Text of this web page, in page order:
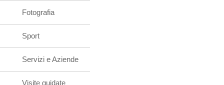
Fotografia
Sport
Servizi e Aziende
Visite guidate